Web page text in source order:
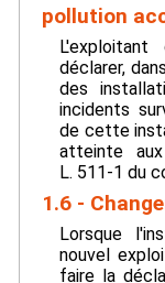
pollution
déclarer,
des
incidents
de cette
atteinte
L. 511-1 du
1.6 -
Lorsque
nouvel
faire la